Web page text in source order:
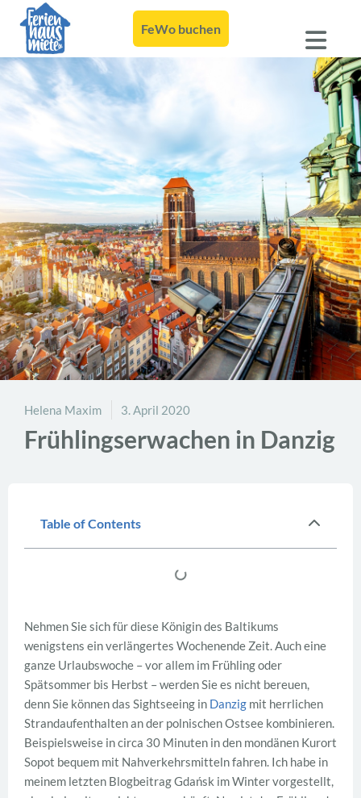
FeWo buchen
Helena Maxim 3. April 2020
Frühlingserwachen in Danzig
Table of Contents
Nehmen Sie sich für diese Königin des Baltikums
wenigstens ein verlängertes Wochenende Zeit. Auch eine
ganze Urlaubswoche – vor allem im Frühling oder
Spätsommer bis Herbst – werden Sie es nicht bereuen,
denn Sie können das Sightseeing in Danzig mit herrlichen
Strandaufenthalten an der polnischen Ostsee kombinieren.
Beispielsweise in circa 30 Minuten in den mondänen Kurort
Sopot bequem mit Nahverkehrsmitteln fahren. Ich habe in
meinem letzten Blogbeitrag Gdańsk im Winter vorgestellt,